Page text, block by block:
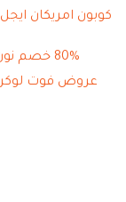
كوبون امريكان
80% خصم نون مع كود خصم نون في الامارات العربية
عروض فوت لوكر